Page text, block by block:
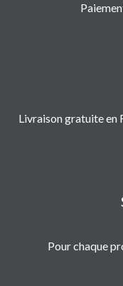
Livraison gratuite en
Pour chaque